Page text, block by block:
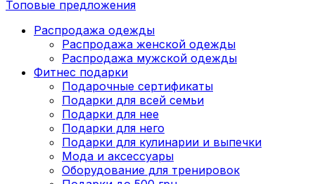
Топовые предложения
Распродажа одежды
Распродажа женской одежды
Распродажа мужской одежды
Фитнес подарки
Подарочные сертификаты
Подарки для всей семьи
Подарки для нее
Подарки для него
Подарки для кулинарии и выпечки
Мода и аксессуары
Оборудование для тренировок